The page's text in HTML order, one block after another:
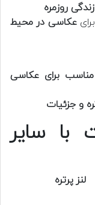
روزمره
عکاسی در محیط
مناسب برای عکاسی
و جزئیات
با سایر
لنز پرتره